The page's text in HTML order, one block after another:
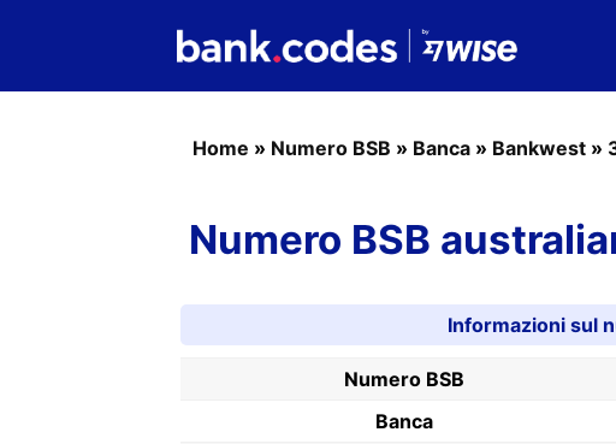
Home » Numero BSB » Banca » Bankwest »
Numero BSB
Informazioni sul
Numero BSB
Banca